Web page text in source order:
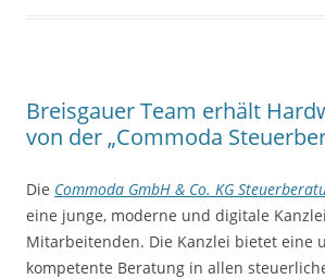
Breisgauer Team erhält
von der „Commoda
Die Commoda GmbH & Co. KG
eine junge, moderne und digitale
Mitarbeitenden. Die Kanzlei bietet eine
kompetente Beratung in allen